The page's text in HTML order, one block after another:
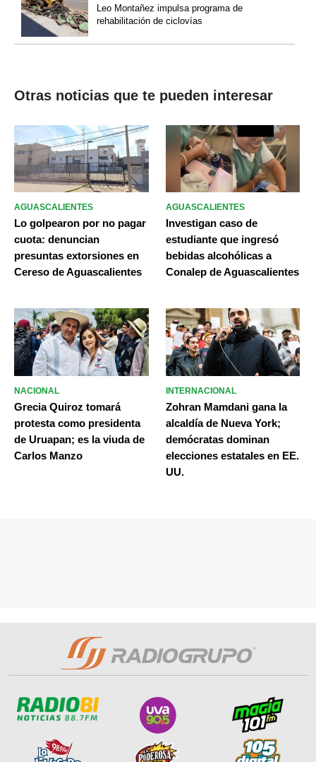
Leo Montañez impulsa programa de
rehabilitación de ciclovías
Otras noticias que te pueden interesar
AGUASCALIENTES
Lo golpearon por no pagar
cuota: denuncian
presuntas extorsiones en
Cereso de Aguascalientes
AGUASCALIENTES
Investigan caso de
estudiante que ingresó
bebidas alcohólicas a
Conalep de Aguascalientes
NACIONAL
Grecia Quiroz tomará
protesta como presidenta
de Uruapan; es la viuda de
Carlos Manzo
INTERNACIONAL
Zohran Mamdani gana la
alcaldía de Nueva York;
demócratas dominan
elecciones estatales en EE.
UU.